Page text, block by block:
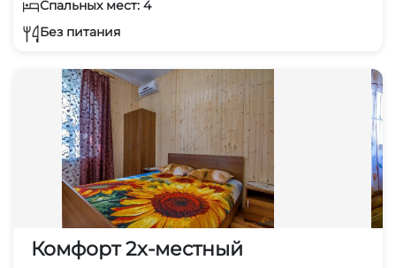
Спальных мест: 4
Без питания
Комфорт 2х-местный